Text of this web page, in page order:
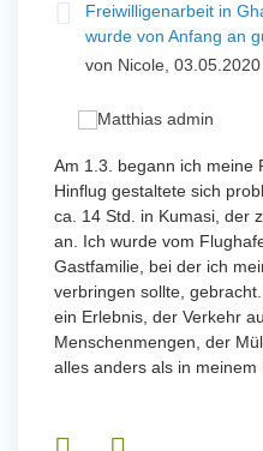
Freiwilligenarbeit in
wurde von Anfang an
von Nicole, 03.05.2020
Am 1.3. begann ich meine
Hinflug gestaltete sich
ca. 14 Std. in Kumasi, der
an. Ich wurde vom
Gastfamilie, bei der ich
verbringen sollte,
ein Erlebnis, der Verkehr
Menschenmengen, der
alles anders als in meinem